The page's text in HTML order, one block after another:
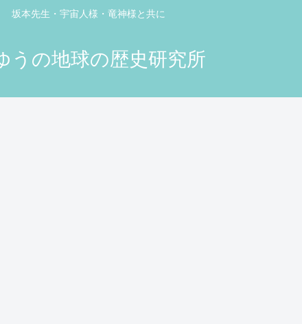
坂本先生・宇宙人様・竜神様と共に
うの地球の歴史研究所